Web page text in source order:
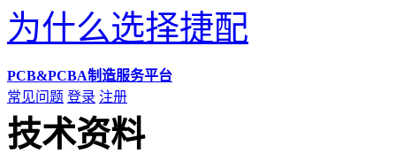
为什么选择捷配
PCB&PCBA制造服务平台
常见问题 登录 注册
技术资料